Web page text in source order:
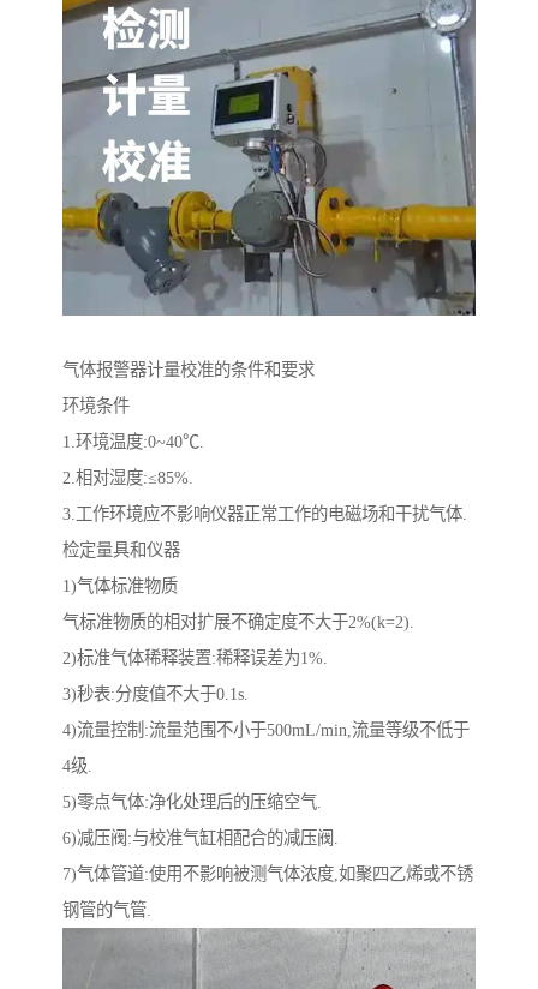
气体报警器计量校准的条件和要求
环境条件
1.环境温度:0~40℃.
2.相对湿度:≤85%.
3.工作环境应不影响仪器正常工作的电磁场和干扰气体.
检定量具和仪器
1)气体标准物质
气标准物质的相对扩展不确定度不大于2%(k=2).
2)标准气体稀释装置:稀释误差为1%.
3)秒表:分度值不大于0.1s.
4)流量控制:流量范围不小于500mL/min,流量等级不低于
4级.
5)零点气体:净化处理后的压缩空气.
6)减压阀:与校准气缸相配合的减压阀.
7)气体管道:使用不影响被测气体浓度,如聚四乙烯或不锈
钢管的气管.